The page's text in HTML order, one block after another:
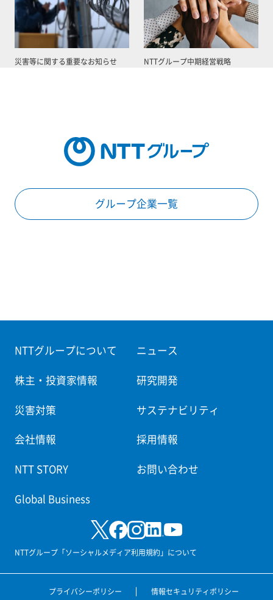
災害等に関する重要なお知らせ NTTグループ中期経営戦略
グループ企業一覧
NTTグループについて ニュース
株主・投資家情報 研究開発
災害対策 サステナビリティ
会社情報 採用情報
NTT STORY お問い合わせ
Global Business
NTTグループ「ソーシャルメディア利用規約」について
プライバシーポリシー 情報セキュリティポリシー